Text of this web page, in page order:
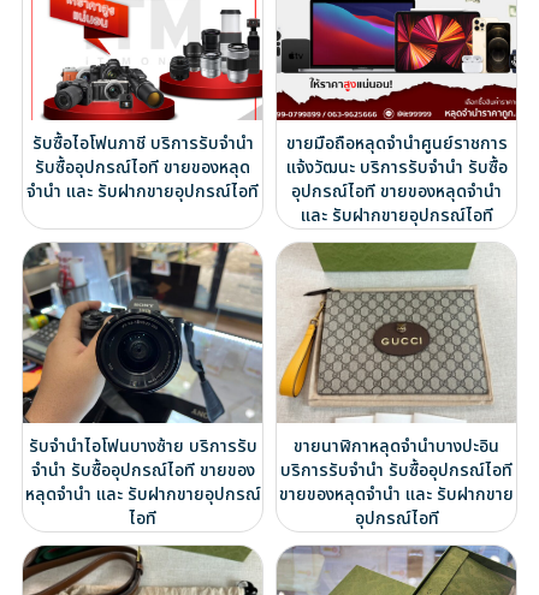
รับซื้อไอโฟนภาชี บริการรับจำนำ
รับซื้ออุปกรณ์ไอที ขายของหลุด
จำนำ และ รับฝากขายอุปกรณ์ไอที
ขายมือถือหลุดจำนำศูนย์ราชการ
แจ้งวัฒนะ บริการรับจำนำ รับซื้อ
อุปกรณ์ไอที ขายของหลุดจำนำ
และ รับฝากขายอุปกรณ์ไอที
รับจำนำไอโฟนบางซ้าย บริการรับ
จำนำ รับซื้ออุปกรณ์ไอที ขายของ
หลุดจำนำ และ รับฝากขายอุปกรณ์
ไอที
ขายนาฬิกาหลุดจำนำบางปะอิน
บริการรับจำนำ รับซื้ออุปกรณ์ไอที
ขายของหลุดจำนำ และ รับฝากขาย
อุปกรณ์ไอที